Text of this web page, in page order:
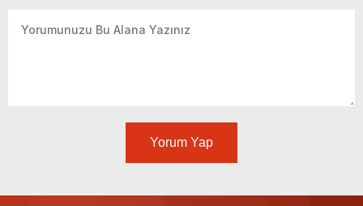
Yorum Yap